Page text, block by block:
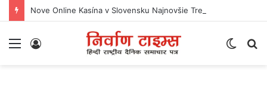
Menu
Switch